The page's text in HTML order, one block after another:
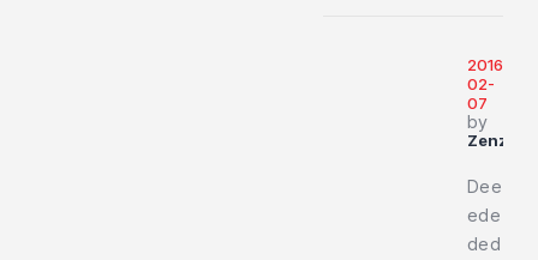
2016-
02-
07
by
Zenzo
Dee
ede
ded